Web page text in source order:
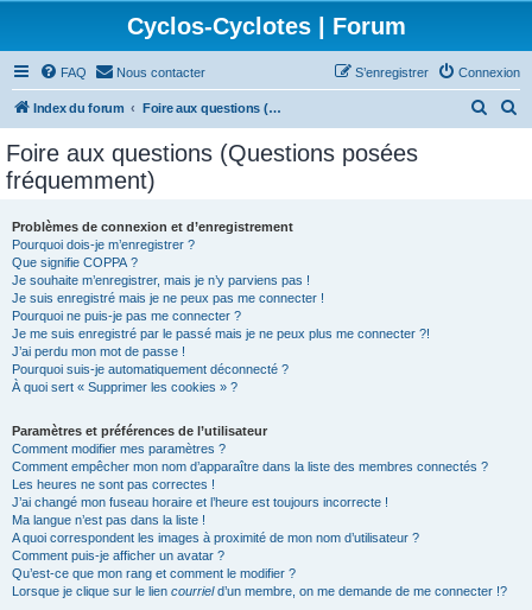
Cyclos-Cyclotes | Forum
FAQ Nous contacter Connexion
S’enregistrer
Index du forum Foire aux questions (Questions posées fréquemment)
Foire aux questions (Questions posées
fréquemment)
Problèmes de connexion et d’enregistrement
Pourquoi dois-je m’enregistrer ?
Que signifie COPPA ?
Je souhaite m’enregistrer, mais je n’y parviens pas !
Je suis enregistré mais je ne peux pas me connecter !
Pourquoi ne puis-je pas me connecter ?
Je me suis enregistré par le passé mais je ne peux plus me connecter ?!
J’ai perdu mon mot de passe !
Pourquoi suis-je automatiquement déconnecté ?
À quoi sert « Supprimer les cookies » ?
Paramètres et préférences de l’utilisateur
Comment modifier mes paramètres ?
Comment empêcher mon nom d’apparaître dans la liste des membres connectés ?
Les heures ne sont pas correctes !
J’ai changé mon fuseau horaire et l’heure est toujours incorrecte !
Ma langue n’est pas dans la liste !
A quoi correspondent les images à proximité de mon nom d’utilisateur ?
Comment puis-je afficher un avatar ?
Qu’est-ce que mon rang et comment le modifier ?
Lorsque je clique sur le lien courrield’un membre, on me demande de me connecter !?